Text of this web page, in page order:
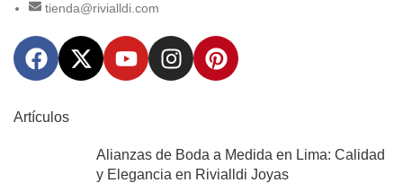
tienda@rivialldi.com
Artículos
Alianzas de Boda a Medida en Lima: Calidad
y Elegancia en Rivialldi Joyas